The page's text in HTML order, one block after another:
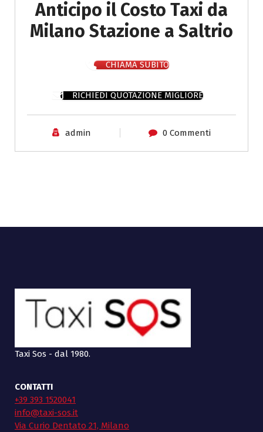
Anticipo il Costo Taxi da
Milano Stazione a Saltrio
CHIAMA SUBITO
RICHIEDI QUOTAZIONE MIGLIORE
admin 0 Commenti
Taxi Sos - dal 1980.
CONTATTI
+39 393 1520041
info@taxi-sos.it
Via Curio Dentato 21, Milano